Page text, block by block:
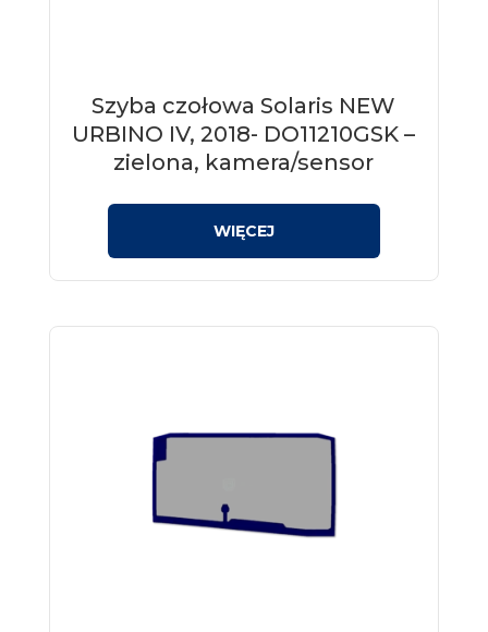
Szyba czołowa Solaris NEW
URBINO IV, 2018- DO11210GSK –
zielona, kamera/sensor